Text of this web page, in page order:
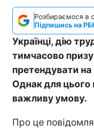
Розбираємося в
Підпишись на
Українці, дію
тимчасово
претендувати
Однак для цього
важливу умову.
Про це